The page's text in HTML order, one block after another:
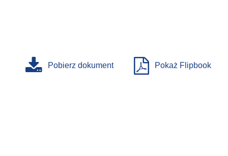
Pobierz dokument Pokaż Flipbook